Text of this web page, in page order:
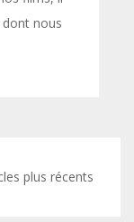
nous
plus récents